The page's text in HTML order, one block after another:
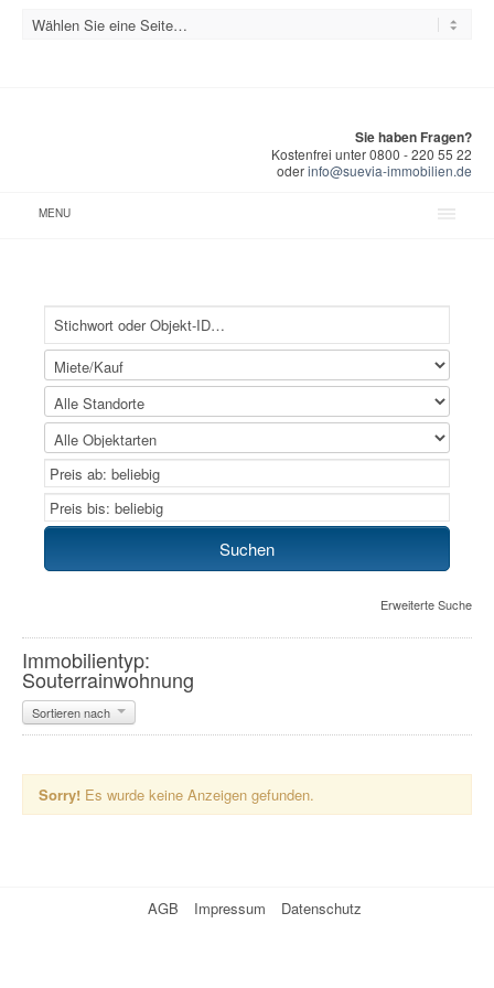
Sie haben Fragen?
Kostenfrei unter 0800 - 220 55 22
oderinfo@suevia-immobilien.de
MENU
Erweiterte Suche
Immobilientyp:
Souterrainwohnung
Sortieren nach
Sorry! Es wurde keine Anzeigen gefunden.
AGB Impressum Datenschutz